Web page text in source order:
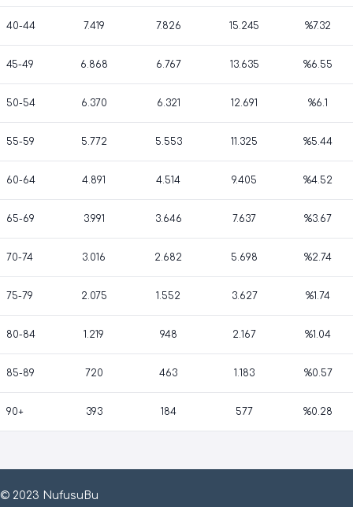
40-44 7.419 7.826 15.245 %7.32
45-49 6.868 6.767 13.635 %6.55
50-54 6.370 6.321 12.691 %6.1
55-59 5.772 5.553 11.325 %5.44
60-64 4.891 4.514 9.405 %4.52
65-69 3.991 3.646 7.637 %3.67
70-74 3.016 2.682 5.698 %2.74
75-79 2.075 1.552 3.627 %1.74
80-84 1.219 948 2.167 %1.04
85-89 720 463 1.183 %0.57
90+ 393 184 577 %0.28
© 2023 NufusuBu